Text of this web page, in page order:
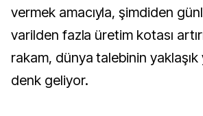
vermek amacıyla, şimdiden
varilden fazla üretim kotası
rakam, dünya talebinin yaklaşık
denk geliyor.